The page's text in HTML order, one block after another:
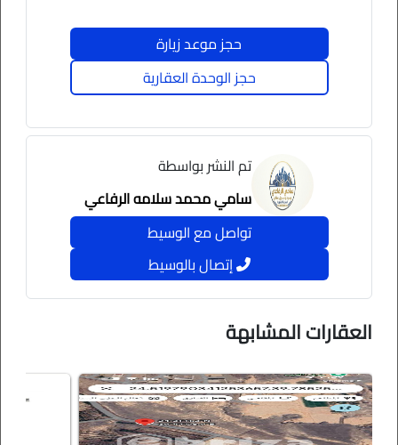
المساحة: 750 م٢
شمالاً قطعة بطول 30 م
جنوباً قطعة بطول 30 م
شرقاً قطعة بطول 25 م
غرباً شارع عرض 40 م بطول 25 م
المطلوب: 513,000 ريال صافي ونهائي
شامل السعي وبدون الضريبة
حجز موعد زيارة
حجز الوحدة العقارية
تم النشر بواسطة
سامي محمد سلامه الرفاعي
تواصل مع الوسيط
إتصال بالوسيط
العقارات المشابهة